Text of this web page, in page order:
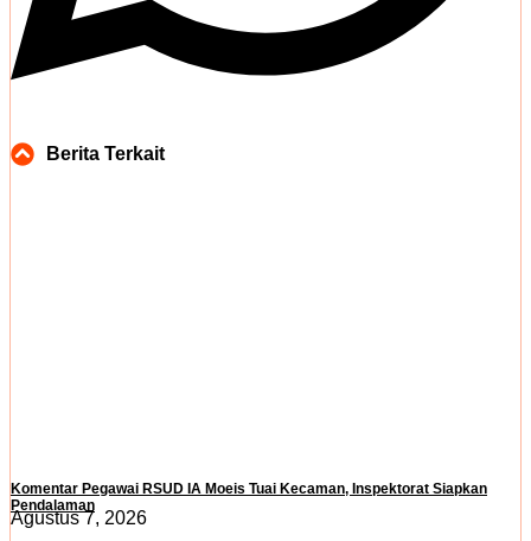
Berita Terkait
Komentar Pegawai RSUD IA Moeis Tuai Kecaman, Inspektorat Siapkan
Pendalaman
Agustus 7, 2026